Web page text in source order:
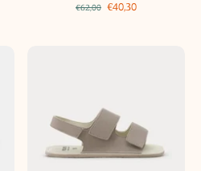
€62,00 €40,30